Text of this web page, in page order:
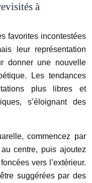
à
favorites incontestées
leur représentation
donner une nouvelle
Les tendances
plus libres et
s’éloignant des
commencez par
centre, puis ajoutez
vers l’extérieur.
suggérées par des